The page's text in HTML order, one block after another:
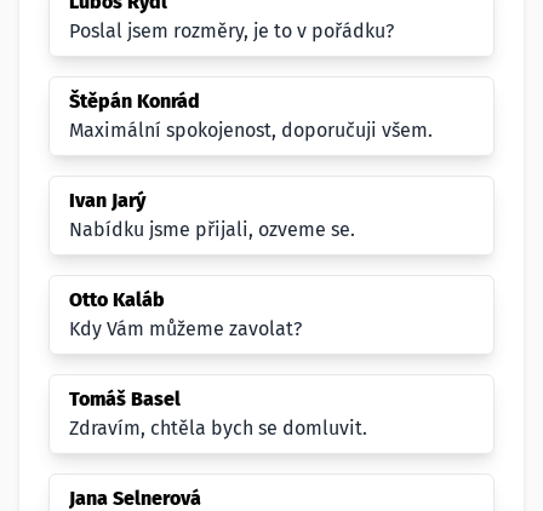
Poslal jsem rozměry, je to v pořádku?
Štěpán Konrád
Maximální spokojenost, doporučuji všem.
Ivan Jarý
Nabídku jsme přijali, ozveme se.
Otto Kaláb
Kdy Vám můžeme zavolat?
Tomáš Basel
Zdravím, chtěla bych se domluvit.
Jana Selnerová